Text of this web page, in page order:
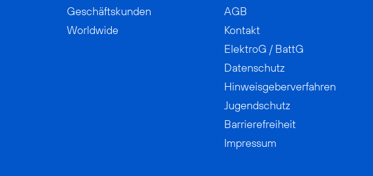
Geschäftskunden
Worldwide
AGB
Kontakt
ElektroG / BattG
Datenschutz
Hinweisgeberverfahren
Jugendschutz
Barrierefreiheit
Impressum